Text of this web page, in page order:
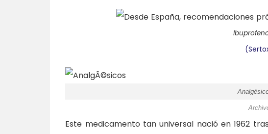
Este medicamento tan universal nació en 1962